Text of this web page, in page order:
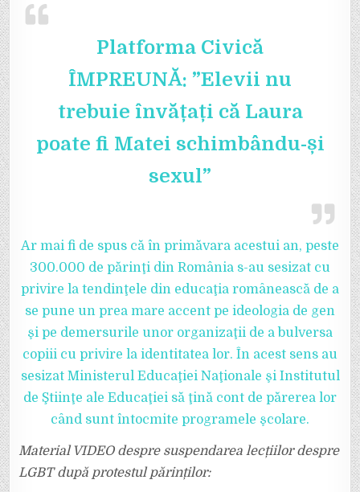
Platforma Civică
ÎMPREUNĂ: ”Elevii nu
trebuie învățați că Laura
poate fi Matei schimbându-și
sexul”
Ar mai fi de spus că în primăvara acestui an, peste
300.000 de părinţi din România s-au sesizat cu
privire la tendinţele din educaţia românească de a
se pune un prea mare accent pe ideologia de gen
şi pe demersurile unor organizaţii de a bulversa
copiii cu privire la identitatea lor. În acest sens au
sesizat Ministerul Educaţiei Naţionale şi Institutul
de Ştiinţe ale Educaţiei să ţină cont de părerea lor
când sunt întocmite programele şcolare.
Material VIDEO despre suspendarea lecțiilor despre
LGBT după protestul părinților: